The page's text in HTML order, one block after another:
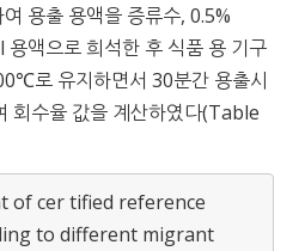
용출 용액을 증류수, 0.5%
액으로 희석한 후 식품 용 기구
로 유지하면서 30분간 용출시
회수율 값을 계산하였다(Table
of cer tified reference
to different migrant